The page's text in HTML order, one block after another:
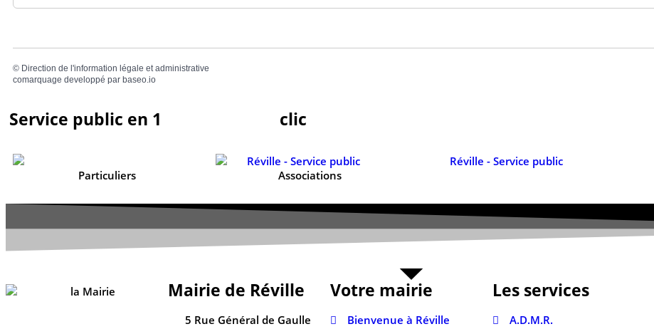
© Direction de l'information légale et administrative
comarquage developpé par baseo.io
Service public en 1 clic
Particuliers Associations
Mairie de Réville
5 Rue Général de Gaulle
Votre mairie
Bienvenue à Réville
Les services
A.D.M.R.